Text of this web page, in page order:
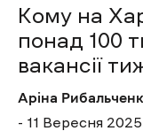
Кому на
понад 100
вакансії
Аріна
- 11 Вересня